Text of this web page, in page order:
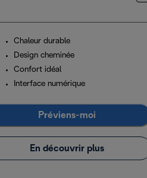
Chaleur durable
Design cheminée
Confort idéal
Interface numérique
Préviens-moi
En découvrir plus